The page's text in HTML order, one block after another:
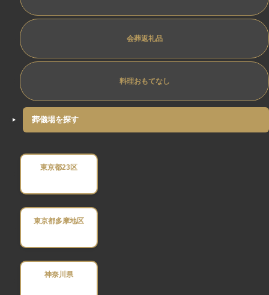
会葬返礼品
料理おもてなし
葬儀場を探す
東京都23区
東京都多摩地区
神奈川県